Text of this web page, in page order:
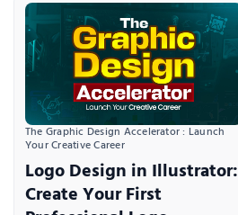
The Graphic Design Accelerator : Launch
Your Creative Career
Logo Design in Illustrator:
Create Your First